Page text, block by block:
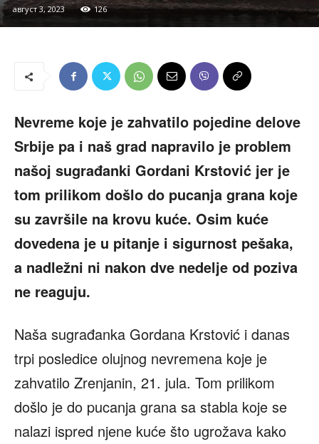
август 3, 2023 126
Nevreme koje je zahvatilo pojedine delove
Srbije pa i naš grad napravilo je problem
našoj sugrađanki Gordani Krstović jer je
tom prilikom došlo do pucanja grana koje
su završile na krovu kuće. Osim kuće
dovedena je u pitanje i sigurnost pešaka,
a nadležni ni nakon dve nedelje od poziva
ne reaguju.
Naša sugrađanka Gordana Krstović i danas
trpi posledice olujnog nevremena koje je
zahvatilo Zrenjanin, 21. jula. Tom prilikom
došlo je do pucanja grana sa stabla koje se
nalazi ispred njene kuće što ugrožava kako